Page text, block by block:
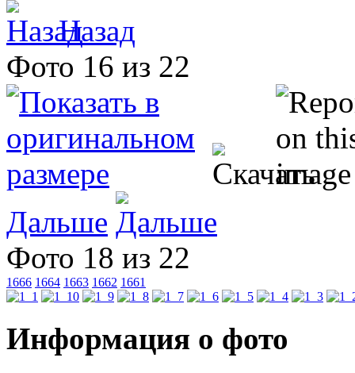
Назад
Фото 16 из 22
Дальше
Фото 18 из 22
1666 1664 1663 1662 1661
Информация о фото